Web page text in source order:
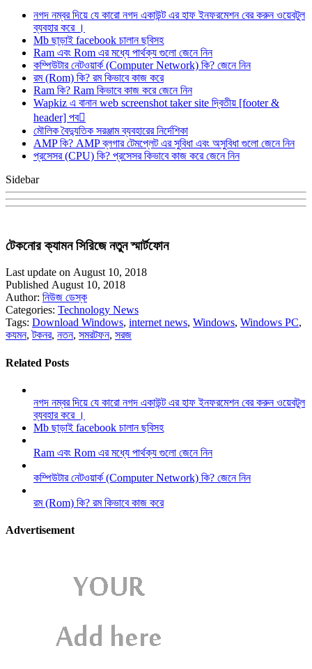
নগদ নম্বর দিয়ে যে কারো নগদ একাউন্ট এর হাফ ইনফরমেশন বের করুন ওয়েবটুল
ব্যবহার করে ।
Mb ছাড়াই facebook চালান ছবিসহ
Ram এবং Rom এর মধ্যে পার্থক্য গুলো জেনে নিন
কম্পিউটার নেটওয়ার্ক (Computer Network) কি? জেনে নিন
রম (Rom) কি? রম কিভাবে কাজ করে
Ram কি? Ram কিভাবে কাজ করে জেনে নিন
Wapkiz এ বানান web screenshot taker site দ্বিতীয় [footer &
header] পব
মৌলিক বৈদ্যুতিক সরঞ্জাম ব্যবহারের নির্দেশিকা
AMP কি? AMP ব্লগার টেমপ্লেট এর সুবিধা এবং অসুবিধা গুলো জেনে নিন
প্রসেসর (CPU) কি? প্রসেসর কিভাবে কাজ করে জেনে নিন
Sidebar
টেকনোর ক্যামন সিরিজে নতুন স্মার্টফোন
Last update on August 10, 2018
Published August 10, 2018
Author: নিউজ ডেস্ক
Categories: Technology News
Tags: Download Windows, internet news, Windows, Windows PC,
কযমন,টকনর, নতন, সমরটফন, সরজ
Related Posts
নগদ নম্বর দিয়ে যে কারো নগদ একাউন্ট এর হাফ ইনফরমেশন বের করুন ওয়েবটুল
ব্যবহার করে ।
Mb ছাড়াই facebook চালান ছবিসহ
Ram এবং Rom এর মধ্যে পার্থক্য গুলো জেনে নিন
কম্পিউটার নেটওয়ার্ক (Computer Network) কি? জেনে নিন
রম (Rom) কি? রম কিভাবে কাজ করে
Advertisement